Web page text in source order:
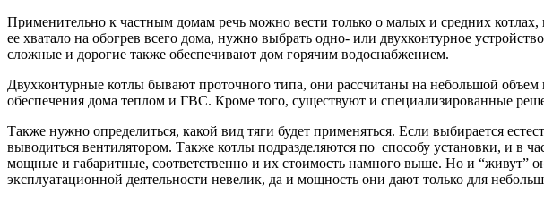
Применительно к частным домам речь можно вести только о малых и средних
ее хватало на обогрев всего дома, нужно выбрать одно- или двухконтурное
сложные и дорогие также обеспечивают дом горячим водоснабжением.
Двухконтурные котлы бывают проточного типа, они рассчитаны на небольшой
обеспечения дома теплом и ГВС. Кроме того, существуют и специализированные
Также нужно определиться, какой вид тяги будет применяться. Если выбирается
выводиться вентилятором. Также котлы подразделяются по способу установки, и в
мощные и габаритные, соответственно и их стоимость намного выше. Но и “живут”
эксплуатационной деятельности невелик, да и мощность они дают только для